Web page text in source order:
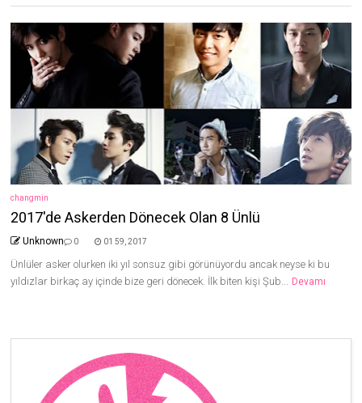
changmin
2017'de Askerden Dönecek Olan 8 Ünlü
Unknown 0 01 59, 2017
Ünlüler asker olurken iki yıl sonsuz gibi görünüyordu ancak neyse ki bu
yıldızlar birkaç ay içinde bize geri dönecek. İlk biten kişi Şub... Devamı